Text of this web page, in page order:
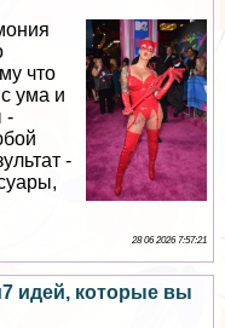
что
ума и
-
-
28 06 2026 7:57:21
идей, которые вы